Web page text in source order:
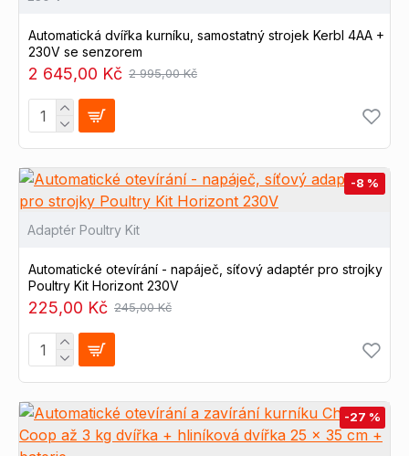
Automatická dvířka kurníku, samostatný strojek Kerbl 4AA +
230V se senzorem
2 645,00 Kč 2 995,00 Kč
-8 %
Adaptér Poultry Kit
Automatické otevírání - napáječ, síťový adaptér pro strojky
Poultry Kit Horizont 230V
225,00 Kč 245,00 Kč
-27 %